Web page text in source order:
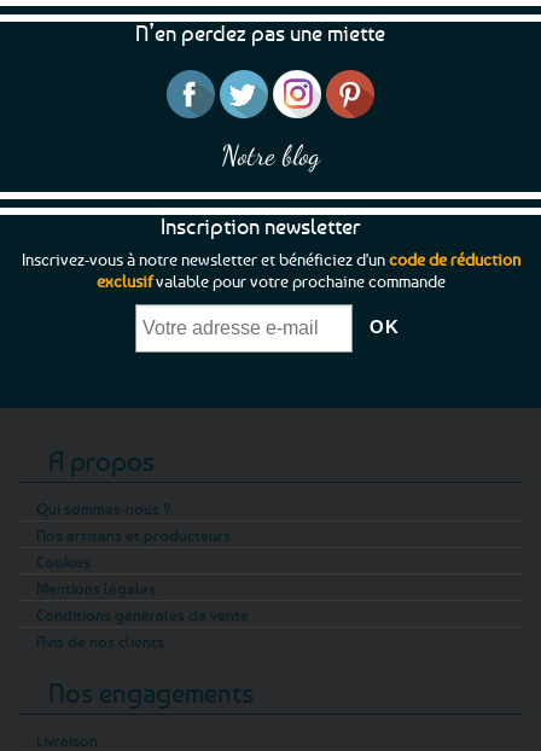
choisies
sur
page
du
N’en perdez pas une miette
Notre blog
Inscription newsletter
Inscrivez-vous à notre newsletter et bénéficiez d'uncode de réduction
exclusifvalable pour votre prochaine commande
A propos
Qui sommes-nous ?
Nos artisans et producteurs
Cookies
Mentions légales
Conditions générales de vente
Avis de nos clients
Nos engagements
Livraison